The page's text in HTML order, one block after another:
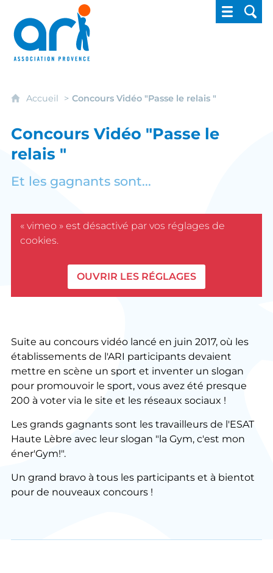
ARI - Association régionale pour
Accueil Concours Vidéo "Passe le relais "
Concours Vidéo "Passe le
relais "
Et les gagnants sont...
« vimeo » est désactivé par vos réglages de
cookies.
OUVRIR LES RÉGLAGES
Suite au concours vidéo lancé en juin 2017, où les
établissements de l'ARI participants devaient
mettre en scène un sport et inventer un slogan
pour promouvoir le sport, vous avez été presque
200 à voter via le site et les réseaux sociaux !
Les grands gagnants sont les travailleurs de l'ESAT
Haute Lèbre avec leur slogan "la Gym, c'est mon
éner'Gym!".
Un grand bravo à tous les participants et à bientot
pour de nouveaux concours !